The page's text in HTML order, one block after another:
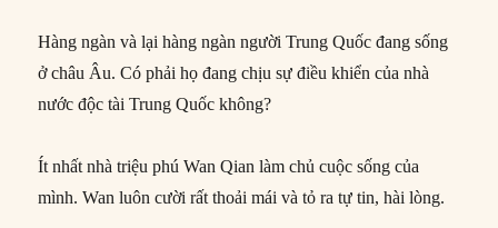
Hàng ngàn và lại hàng ngàn người Trung Quốc đang sống
ở châu Âu. Có phải họ đang chịu sự điều khiển của nhà
nước độc tài Trung Quốc không?
Ít nhất nhà triệu phú Wan Qian làm chủ cuộc sống của
mình. Wan luôn cười rất thoải mái và tỏ ra tự tin, hài lòng.